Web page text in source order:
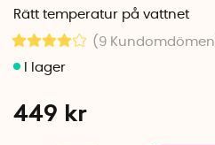
Rätt temperatur på vattnet
(9 Kundomdömen
449 kr